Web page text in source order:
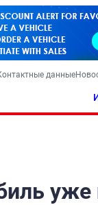
данные
уже